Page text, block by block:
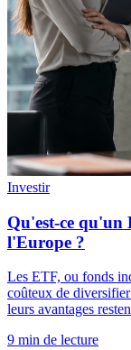
Investir
Qu'est-ce qu'un
l'Europe ?
Les ETF, ou fonds
coûteux de
leurs avantages
9 min de lecture